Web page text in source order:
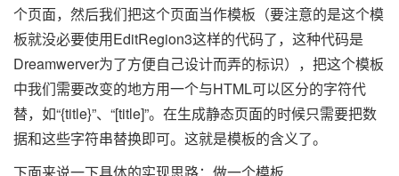
个页面，然后我们把这个页面当作模板（要注意的是这个模
板就没必要使用EditRegion3这样的代码了，这种代码是
Dreamwerver为了方便自己设计而弄的标识），把这个模板
中我们需要改变的地方用一个与HTML可以区分的字符代
替，如“{title}”、“[title]”。在生成静态页面的时候只需要把数
据和这些字符串替换即可。这就是模板的含义了。